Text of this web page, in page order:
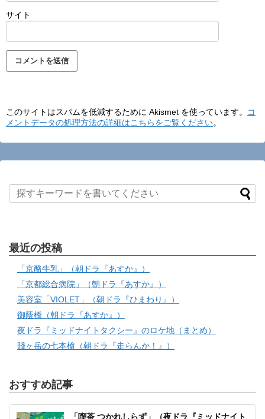
サイト
このサイトはスパムを低減するために Akismet を使っています。
コ
メントデータの処理方法の詳細はこちらをご覧ください。
最近の投稿
「京酪牛乳」（朝ドラ『あすか』）
「京都総合病院」（朝ドラ『あすか』）
美容室「VIOLET」（朝ドラ『ひまわり』）
御蔭橋（朝ドラ『あすか』）
夜ドラ『ミッドナイトタクシー』のロケ地（まとめ）
賤ヶ岳の七本槍（朝ドラ『走らんか！』）
おすすめ記事
「喫茶 つかれしらず」（夜ドラ『ミッドナイト